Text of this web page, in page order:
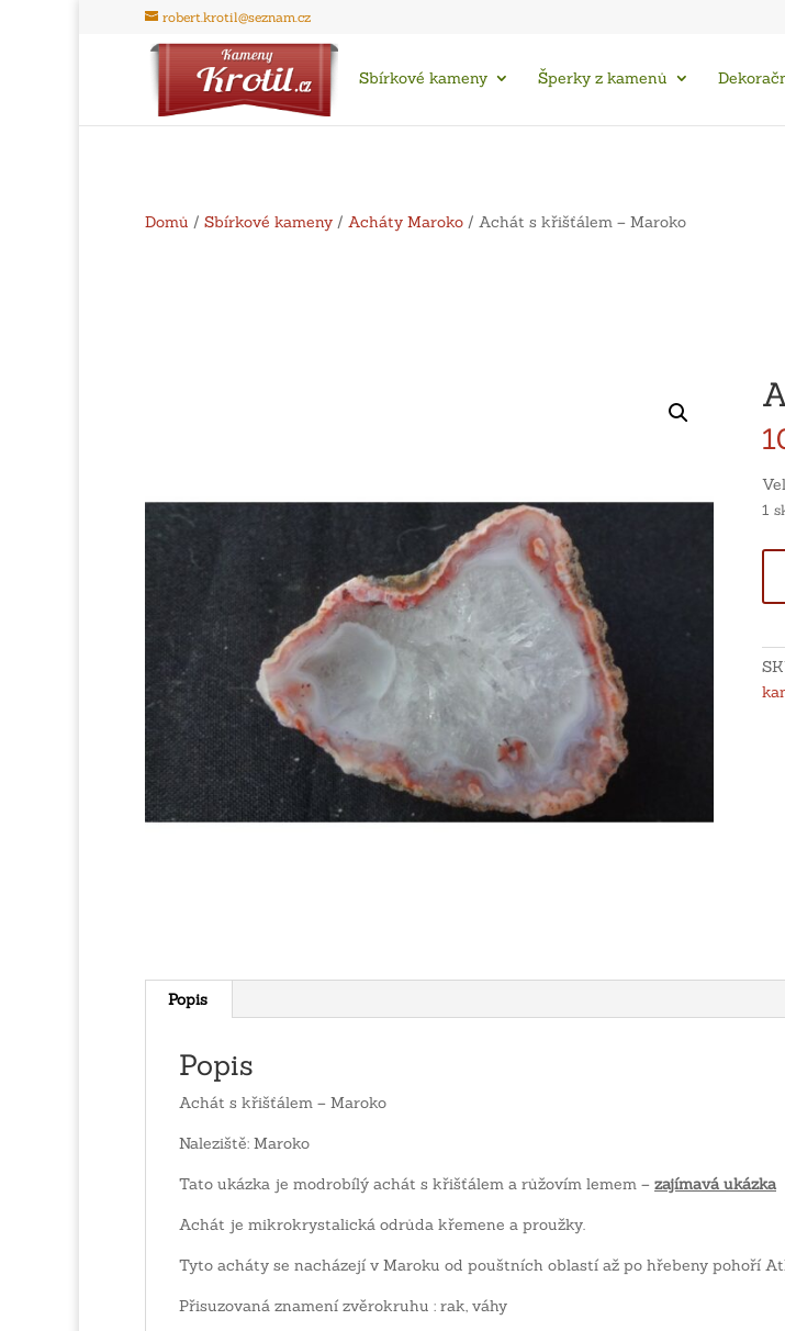
robert.krotil@seznam.cz
Sbírkové kameny Šperky z kamenů
Domů / Sbírkové kameny / Acháty Maroko / Achát s křišťálem – Maroko
1
Popis
Popis
Achát s křišťálem – Maroko
Naleziště: Maroko
Tato ukázka je modrobílý achát s křišťálem a růžovím lemem – zajímavá ukázka
Achát je mikrokrystalická odrůda křemene a proužky.
Tyto acháty se nacházejí v Maroku od pouštních oblastí až po hřebeny pohoří
Přisuzovaná znamení zvěrokruhu : rak, váhy